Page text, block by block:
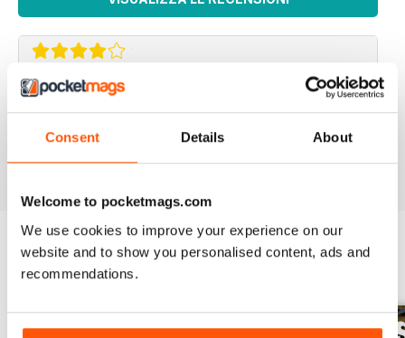
Consent Details About
Welcome to pocketmags.com
We use cookies to improve your experience on our
website and to show you personalised content, ads and
recommendations.
GOOD READ
EDIZIONI INDIETRO